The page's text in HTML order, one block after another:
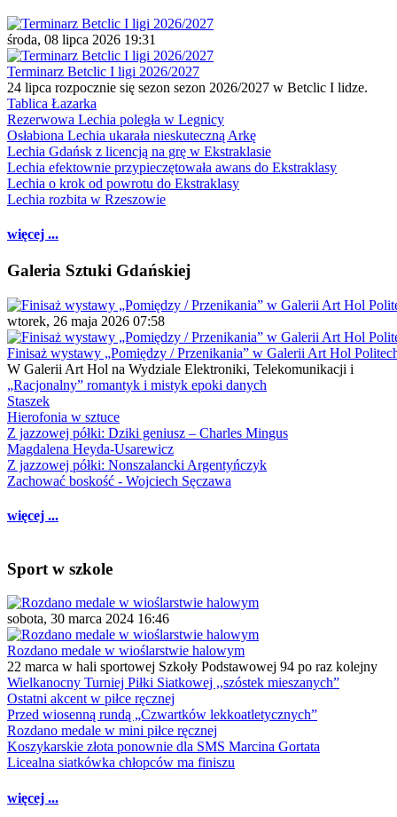
środa, 08 lipca 2026 19:31
Terminarz Betclic I ligi 2026/2027
24 lipca rozpocznie się sezon sezon 2026/2027 w Betclic I lidze.
Tablica Łazarka
Rezerwowa Lechia poległa w Legnicy
Osłabiona Lechia ukarała nieskuteczną Arkę
Lechia Gdańsk z licencją na grę w Ekstraklasie
Lechia efektownie przypieczętowała awans do Ekstraklasy
Lechia o krok od powrotu do Ekstraklasy
Lechia rozbita w Rzeszowie
więcej ...
Galeria Sztuki Gdańskiej
wtorek, 26 maja 2026 07:58
Finisaż wystawy „Pomiędzy / Przenikania” w Galerii Art Hol
W Galerii Art Hol na Wydziale Elektroniki, Telekomunikacji i
„Racjonalny” romantyk i mistyk epoki danych
Staszek
Hierofonia w sztuce
Z jazzowej półki: Dziki geniusz – Charles Mingus
Magdalena Heyda-Usarewicz
Z jazzowej półki: Nonszalancki Argentyńczyk
Zachować boskość - Wojciech Sęczawa
więcej ...
Sport w szkole
sobota, 30 marca 2024 16:46
Rozdano medale w wioślarstwie halowym
22 marca w hali sportowej Szkoły Podstawowej 94 po raz kolejny
Wielkanocny Turniej Piłki Siatkowej ,,szóstek mieszanych”
Ostatni akcent w piłce ręcznej
Przed wiosenną rundą „Czwartków lekkoatletycznych”
Rozdano medale w mini piłce ręcznej
Koszykarskie złota ponownie dla SMS Marcina Gortata
Licealna siatkówka chłopców ma finiszu
więcej ...